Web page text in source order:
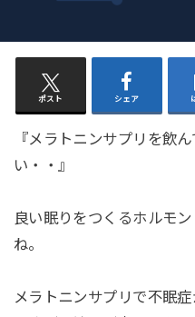
ポスト シェア
『メラトニンサプリを飲
い・・』
良い眠りをつくるホルモ
ね。
メラトニンサプリで不眠